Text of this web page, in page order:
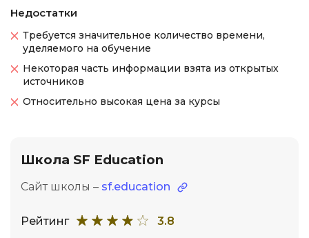
Недостатки
Требуется значительное количество времени,
уделяемого на обучение
Некоторая часть информации взята из открытых
источников
Относительно высокая цена за курсы
Школа SF Education
Сайт школы – sf.education
Рейтинг 3.8